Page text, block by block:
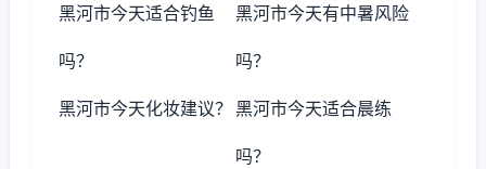
黑河市今天适合钓鱼
吗？
黑河市今天有中暑风险
吗？
黑河市今天化妆建议？ 黑河市今天适合晨练
吗？